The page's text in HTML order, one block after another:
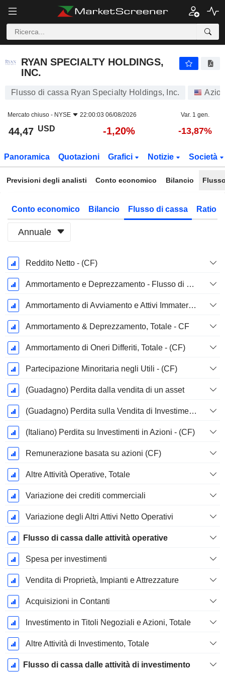
RYAN SPECIALTY HOLDINGS,
INC.
Flusso di cassa Ryan Specialty Holdings, Inc.
Mercato chiuso - NYSE 22:00:03 06/08/2026 Var. 1 gen.
44,47 USD -1,20% -13,87%
Panoramica Quotazioni Grafici Notizie Società
Previsioni degli analisti Conto economico Bilancio
Conto economico Bilancio Flusso di cassa Ratio
Annuale
Periodo
Fiscale:
Dicembre
Reddito Netto - (CF)
Ammortamento e Deprezzamento - Flusso di Cassa
Ammortamento di Avviamento e Attivi Immateriale - (CF) - (Specifico del Modello)
Ammortamento & Deprezzamento, Totale - CF
Ammortamento di Oneri Differiti, Totale - (CF)
Partecipazione Minoritaria negli Utili - (CF)
(Guadagno) Perdita dalla vendita di un asset
(Guadagno) Perdita sulla Vendita di Investimenti - (CF)
(Italiano) Perdita su Investimenti in Azioni - (CF)
Remunerazione basata su azioni (CF)
Altre Attività Operative, Totale
Variazione dei crediti commerciali
Variazione degli Altri Attivi Netto Operativi
Flusso di cassa dalle attività operative
Spesa per investimenti
Vendita di Proprietà, Impianti e Attrezzature
Acquisizioni in Contanti
Investimento in Titoli Negoziali e Azioni, Totale
Altre Attività di Investimento, Totale
Flusso di cassa dalle attività di investimento